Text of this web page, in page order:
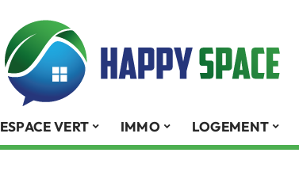
ESPACE VERT IMMO LOGEMENT